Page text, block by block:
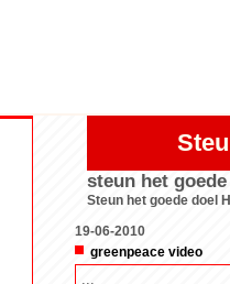
steun het
Steun het goede doel
19-06-2010
greenpeace video